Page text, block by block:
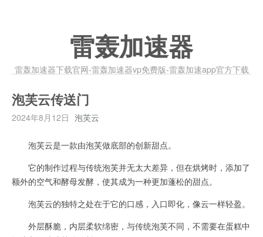
雷轰加速器
雷轰加速器下载官网-雷轰加速器vp免费版-雷轰加速app官方下载
泡芙云传送门
2024年8月12日 泡芙云
泡芙云是一款由泡芙做底部的创新甜点。
它的制作过程与传统泡芙并无太大差异，但在烘烤时，添加了
额外的空气和酵母发酵，使其成为一种更加蓬松的甜点。
泡芙云的独特之处在于它的口感，入口即化，像云一样轻盈。
外层酥脆，内层柔软绵密，与传统泡芙不同，不需要在蛋糕中